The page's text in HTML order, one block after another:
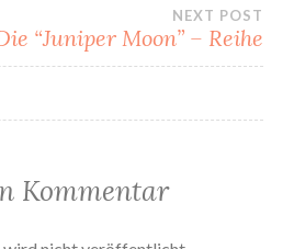
NEXT POST
“Juniper Moon” – Reihe
Kommentar